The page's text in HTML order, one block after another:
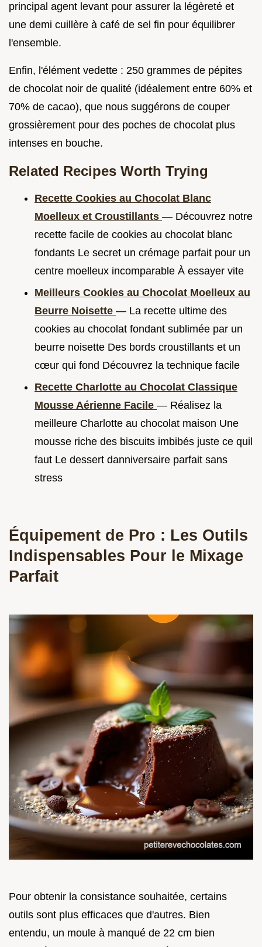
principal agent levant pour assurer la légèreté et
une demi cuillère à café de sel fin pour équilibrer
l'ensemble.
Enfin, l'élément vedette : 250 grammes de pépites
de chocolat noir de qualité (idéalement entre 60% et
70% de cacao), que nous suggérons de couper
grossièrement pour des poches de chocolat plus
intenses en bouche.
Related Recipes Worth Trying
Recette Cookies au Chocolat Blanc
Moelleux et Croustillants — Découvrez notre
recette facile de cookies au chocolat blanc
fondants Le secret un crémage parfait pour un
centre moelleux incomparable À essayer vite
Meilleurs Cookies au Chocolat Moelleux au
Beurre Noisette — La recette ultime des
cookies au chocolat fondant sublimée par un
beurre noisette Des bords croustillants et un
cœur qui fond Découvrez la technique facile
Recette Charlotte au Chocolat Classique
Mousse Aérienne Facile — Réalisez la
meilleure Charlotte au chocolat maison Une
mousse riche des biscuits imbibés juste ce quil
faut Le dessert danniversaire parfait sans
stress
Équipement de Pro : Les Outils
Indispensables Pour le Mixage
Parfait
Pour obtenir la consistance souhaitée, certains
outils sont plus efficaces que d'autres. Bien
entendu, un moule à manqué de 22 cm bien